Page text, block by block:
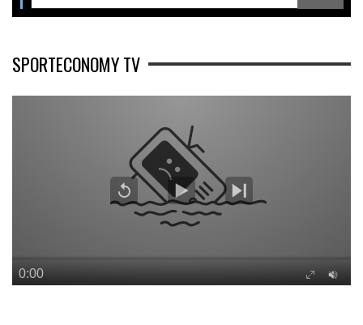
SPORTECONOMY TV